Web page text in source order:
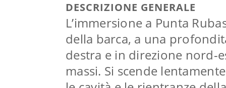
DESCRIZIONE GENERALE
L’immersione a Punta
della barca, a una
destra e in direzione nord-
massi. Si scende